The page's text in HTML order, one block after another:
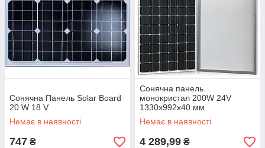
Сонячна Панель Solar Board
20 W 18 V
Немає в наявності
747 ₴
Сонячна панель
монокристал 200W 24V
1330x992x40 мм
Немає в наявності
4 289,99 ₴